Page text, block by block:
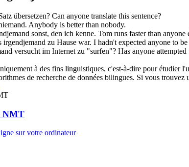
übersetzen? Can anyone translate this sentence?
Anybody is better than nobody.
sonst, den ich kenne. Tom runs faster than anyone
irgendjemand zu Hause war. I hadn't expected anyone to be
versucht im Internet zu "surfen"? Has anyone
à des fins linguistiques, c'est-à-dire pour étudier
de recherche de données bilingues. Si vous
NMT
sur votre ordinateur